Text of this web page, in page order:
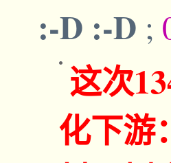
:-D :-D ;
这次
化下游